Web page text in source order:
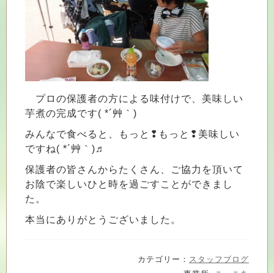
プロの保護者の方による味付けで、美味しい
芋煮の完成です( *´艸｀)
みんなで食べると、もっと❢もっと❢美味しい
ですね( *´艸｀)♬
保護者の皆さんからたくさん、ご協力を頂いて
お陰で楽しいひと時を過ごすことができまし
た。
本当にありがとうございました。
カテゴリー： スタッフブログ